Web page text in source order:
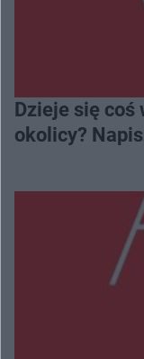
Dzieje się coś
okolicy?